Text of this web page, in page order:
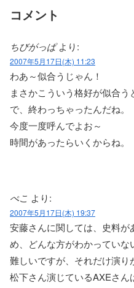
コメント
ちびがっぱ より:
2007年5月17日(木) 11:23
わあ～似合うじゃん！
まさかこういう格好が似合う
で、終わっちゃったんだね。
今度一度呼んでよお～
時間があったらいくからね。
ぺこ より:
2007年5月17日(木) 19:37
安藤さんに関しては、史料が
め、どんな方がわかっていな
難しいですが、それだけ演
松下さん演じているAXEさ